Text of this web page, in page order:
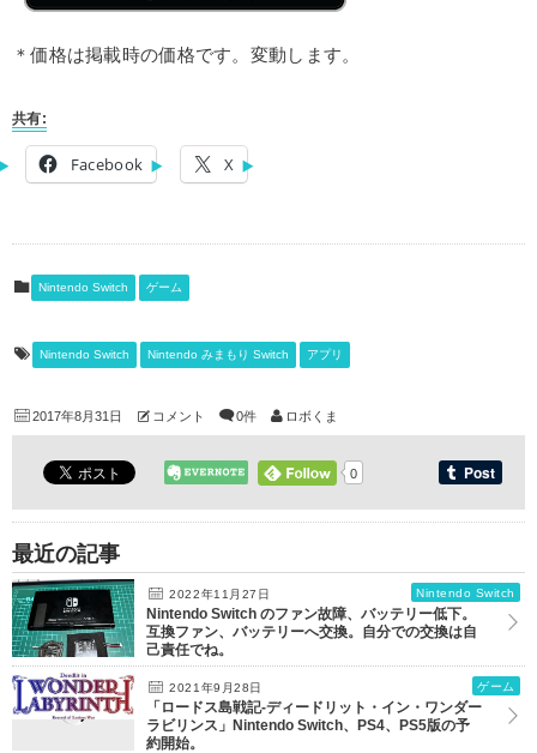
＊価格は掲載時の価格です。変動します。
共有:
Facebook X
Nintendo Switch ゲーム
Nintendo Switch Nintendo みまもり Switch アプリ
2017年8月31日 コメント 0件 ロボくま
0
最近の記事
2022年11月27日 Nintendo Switch
Nintendo Switch のファン故障、バッテリー低下。
互換ファン、バッテリーへ交換。自分での交換は自
己責任でね。
2021年9月28日 ゲーム
「ロードス島戦記-ディードリット・イン・ワンダー
ラビリンス」Nintendo Switch、PS4、PS5版の予
約開始。